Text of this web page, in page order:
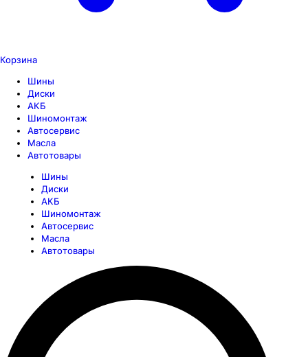
Корзина
Шины
Диски
АКБ
Шиномонтаж
Автосервис
Масла
Автотовары
Шины
Диски
АКБ
Шиномонтаж
Автосервис
Масла
Автотовары